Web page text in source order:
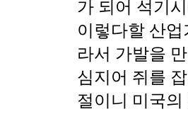
가 되어 석기
이렇다할 산
라서 가발을
심지어 쥐를
절이니 미국